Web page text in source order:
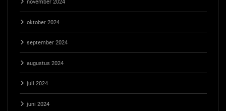
november 2024
oktober 2024
september 2024
augustus 2024
juli 2024
juni 2024